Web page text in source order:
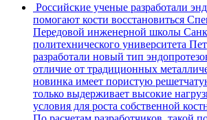
Российские ученые разработали
помогают кости восстановиться
Передовой инженерной школы
политехнического университета
разработали новый тип
отличие от традиционных
новинка имеет пористую
только выдерживает высокие
условия для роста собственной